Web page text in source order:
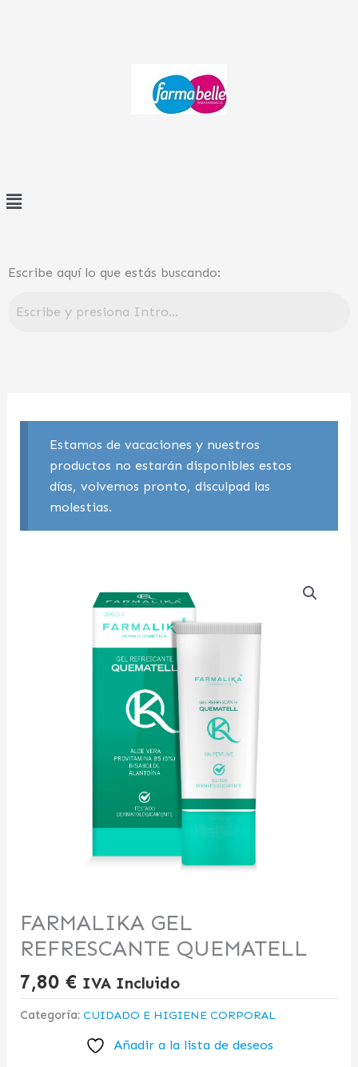
Menú
Escribe aquí lo que estás buscando:
Estamos de vacaciones y nuestros
productos no estarán disponibles estos
días, volvemos pronto, disculpad las
molestias.
FARMALIKA GEL
REFRESCANTE QUEMATELL
7,80 € IVA Incluido
Categoría:CUIDADO E HIGIENE CORPORAL
Añadir a la lista de deseos